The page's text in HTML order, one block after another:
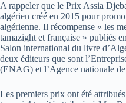
A rappeler que le Prix Assia
algérien créé en 2015 pour
algérienne. Il récompense « les
tamazight et française » publiés
Salon international du livre
deux éditeurs que sont
(ENAG) et l’Agence nationale
Les premiers prix ont été